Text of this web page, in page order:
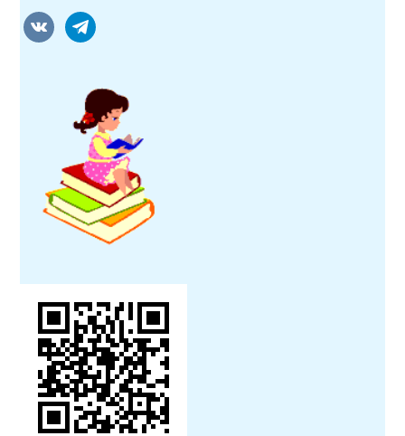
vkontaktetelegram